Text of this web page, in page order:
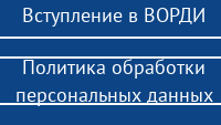
Вступление в ВОРДИ
Политика обработки
персональных данных